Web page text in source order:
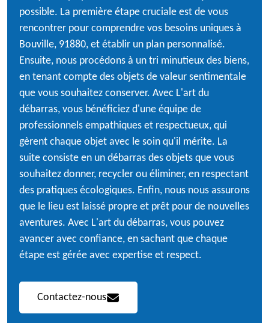
possible. La première étape cruciale est de vous
rencontrer pour comprendre vos besoins uniques à
Bouville, 91880, et établir un plan personnalisé.
Ensuite, nous procédons à un tri minutieux des biens,
en tenant compte des objets de valeur sentimentale
que vous souhaitez conserver. Avec L'art du
débarras, vous bénéficiez d'une équipe de
professionnels empathiques et respectueux, qui
gèrent chaque objet avec le soin qu'il mérite. La
suite consiste en un débarras des objets que vous
souhaitez donner, recycler ou éliminer, en respectant
des pratiques écologiques. Enfin, nous nous assurons
que le lieu est laissé propre et prêt pour de nouvelles
aventures. Avec L'art du débarras, vous pouvez
avancer avec confiance, en sachant que chaque
étape est gérée avec expertise et respect.
Contactez-nous